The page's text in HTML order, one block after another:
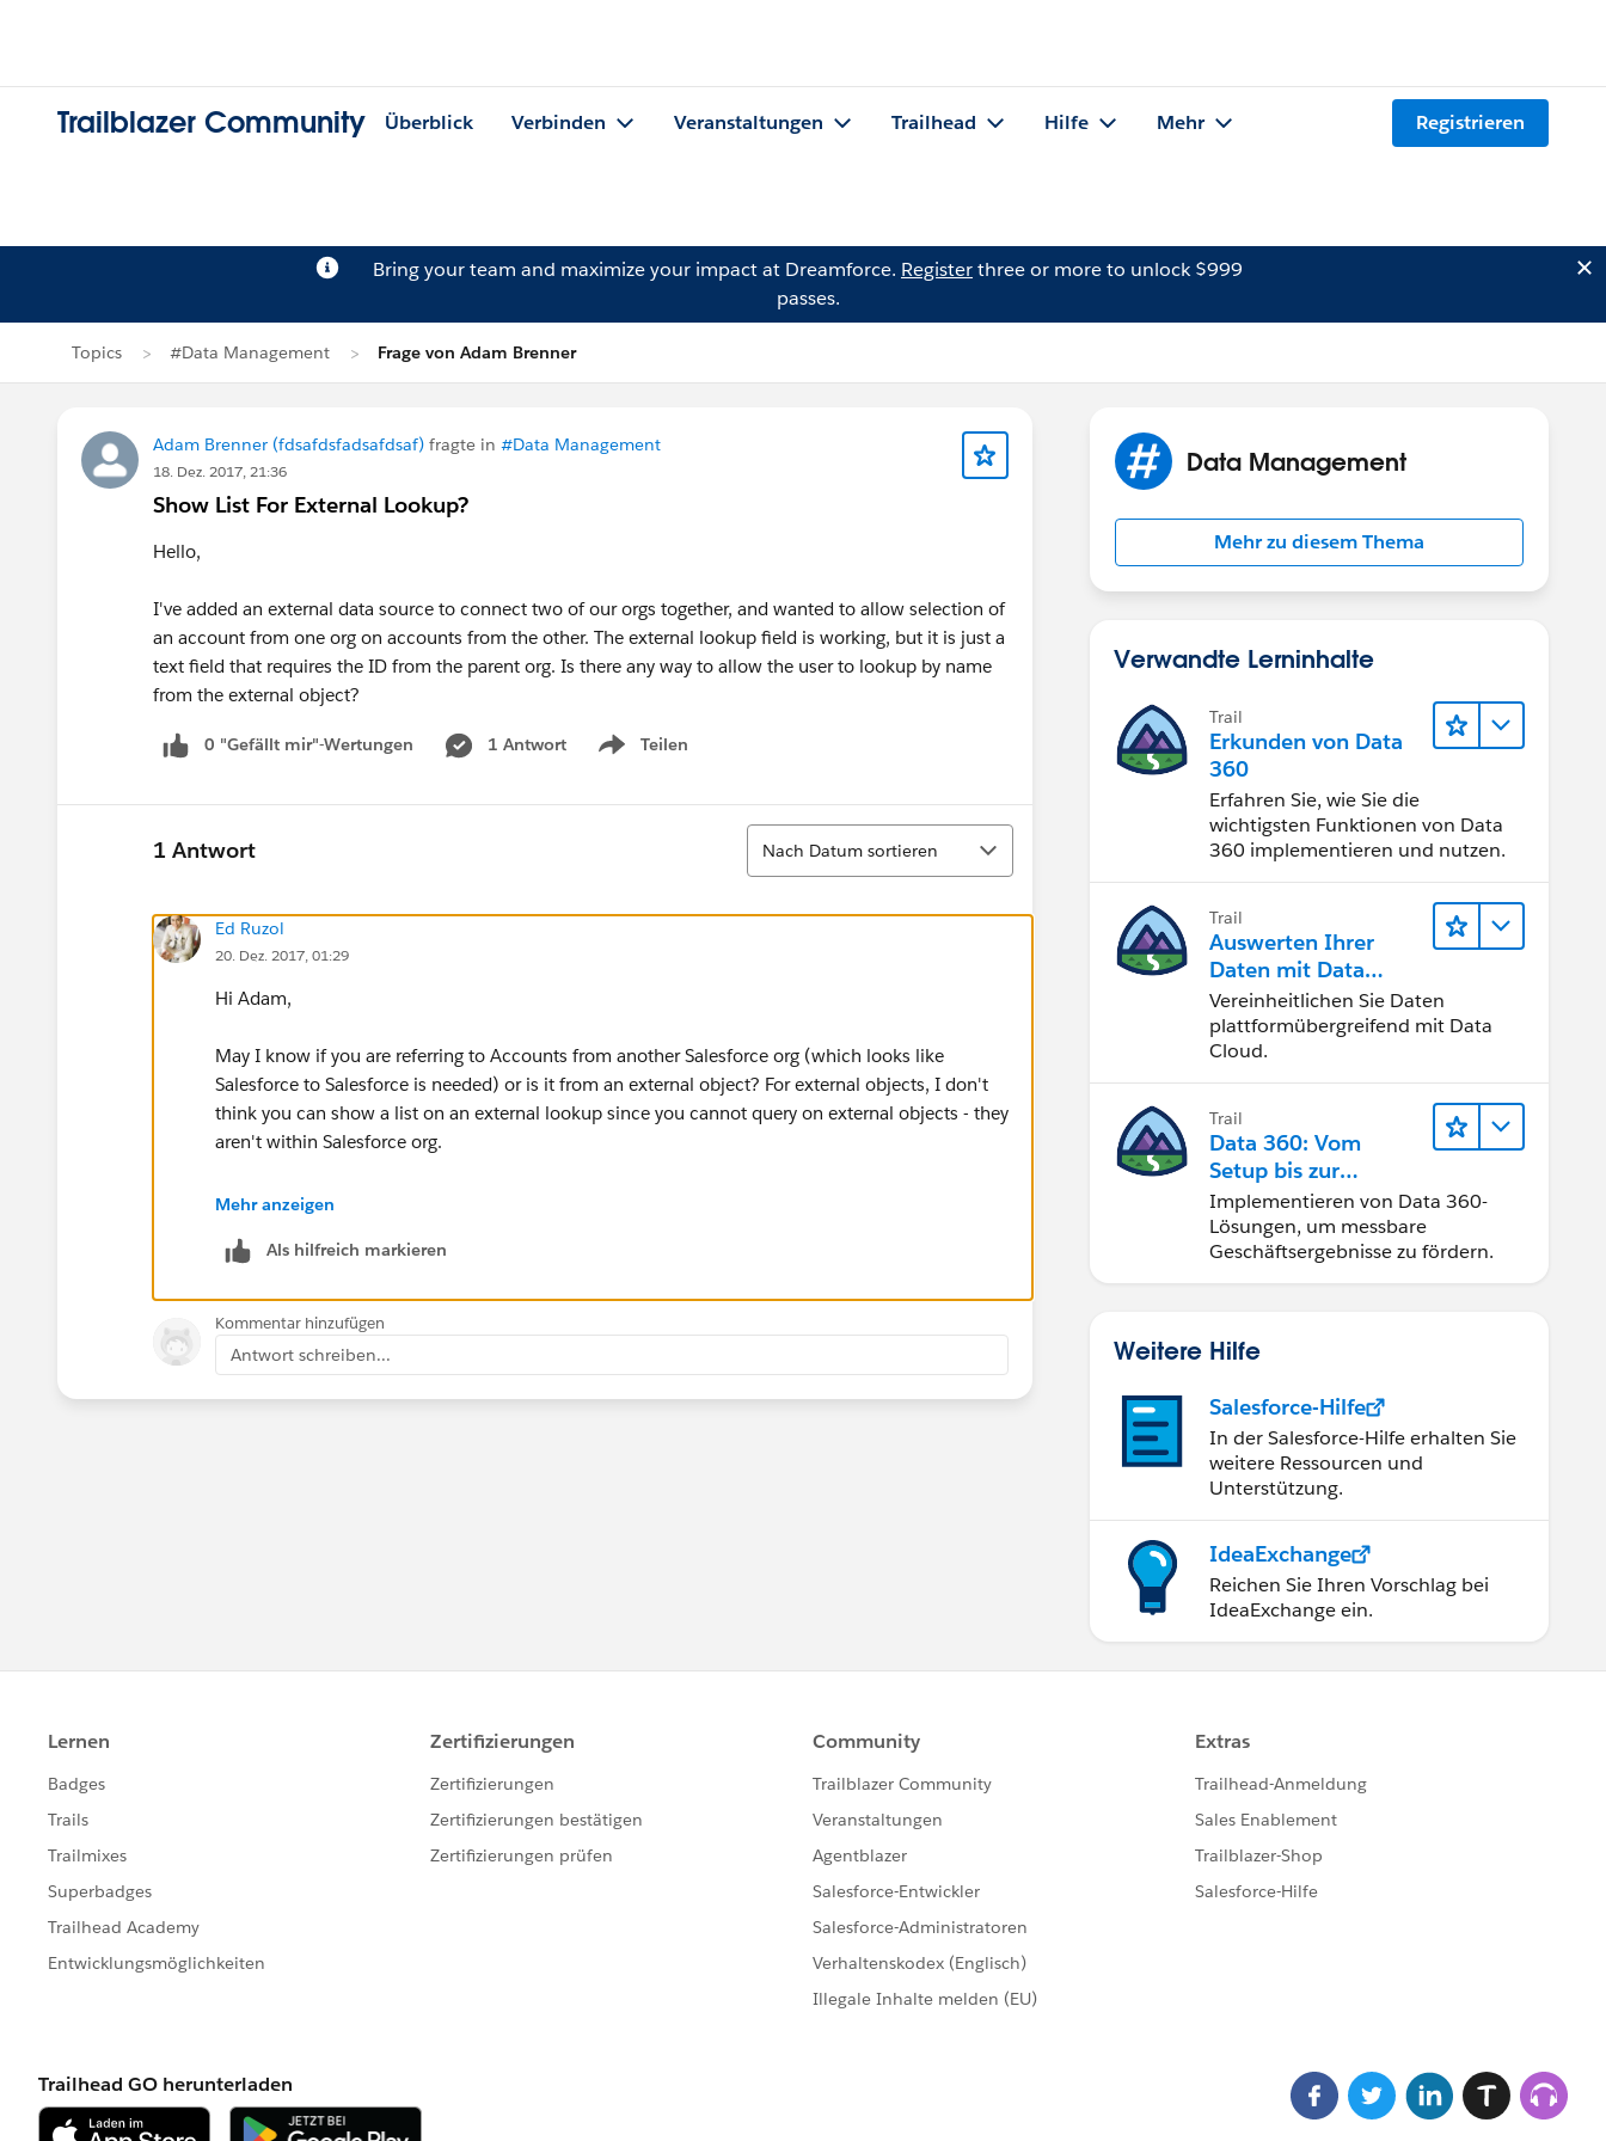
Trailblazer Community Überblick Verbinden Veranstaltungen Trailhead Hilfe Mehr Registrieren
Bring your team and maximize your impact at Dreamforce. Registerthree or more to unlock $999
passes.
Topics #Data Management Frage von Adam Brenner
Adam Brenner (fdsafdsfadsafdsaf) fragte in #Data Management
18. Dez. 2017, 21:36
Show List For External Lookup?
Hello,
I've added an external data source to connect two of our orgs together, and wanted to allow selection of
an account from one org on accounts from the other. The external lookup field is working, but it is just a
text field that requires the ID from the parent org. Is there any way to allow the user to lookup by name
from the external object?
0 "Gefällt mir"-Wertungen 1 Antwort Teilen
Show menu
1 Antwort
Sortieren
Nach Datum sortieren
Ed Ruzol
20. Dez. 2017, 01:29
Hi Adam,
May I know if you are referring to Accounts from another Salesforce org (which looks like
Salesforce to Salesforce is needed) or is it from an external object? For external objects, I don't
think you can show a list on an external lookup since you cannot query on external objects - they
aren't within Salesforce org.
Thanks!
Mehr anzeigen
Als hilfreich markieren
Kommentar hinzufügen
Antwort schreiben...
Data Management
Mehr zu diesem Thema
Verwandte Lerninhalte
Trail
Erkunden von Data
360
Erfahren Sie, wie Sie die
wichtigsten Funktionen von Data
360 implementieren und nutzen.
Trail
Auswerten Ihrer
Daten mit Data
Cloud
Vereinheitlichen Sie Daten
plattformübergreifend mit Data
Cloud.
Trail
Data 360: Vom
Setup bis zur
Aktivierung
Implementieren von Data 360-
Lösungen, um messbare
Geschäftsergebnisse zu fördern.
Weitere Hilfe
Salesforce-Hilfe
In der Salesforce-Hilfe erhalten Sie
weitere Ressourcen und
Unterstützung.
IdeaExchange
Reichen Sie Ihren Vorschlag bei
IdeaExchange ein.